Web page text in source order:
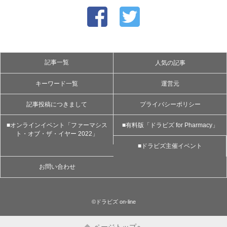
記事一覧 人気の記事
キーワード一覧 運営元
記事投稿につきまして プライバシーポリシー
■オンラインイベント「ファーマシス
ト・オブ・ザ・イヤー 2022」
■有料版「ドラビズ for Pharmacy」
■ドラビズ主催イベント
お問い合わせ
©ドラビズ on-line